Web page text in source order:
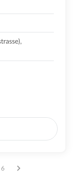
la page
sur la page
Vous êtes sur la page
6